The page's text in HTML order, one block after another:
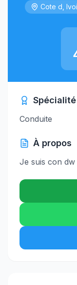
Cote d,
Spécialité
Conduite
À propos
Je suis con dw